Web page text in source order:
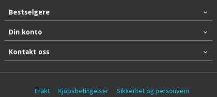
Bestselgere
Din konto
Kontakt oss
Frakt Kjøpsbetingelser Sikkerhet og personvern